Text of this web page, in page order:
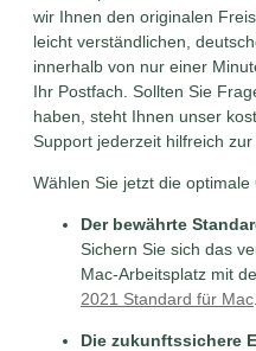
wir Ihnen den originalen
leicht verständlichen,
innerhalb von nur einer
Ihr Postfach. Sollten Sie
haben, steht Ihnen unser
Support jederzeit hilfreich zur
Wählen Sie jetzt die
Der bewährte
Sichern Sie sich das
Mac-Arbeitsplatz mit
2021 Standard für Mac
Die zukunftssichere